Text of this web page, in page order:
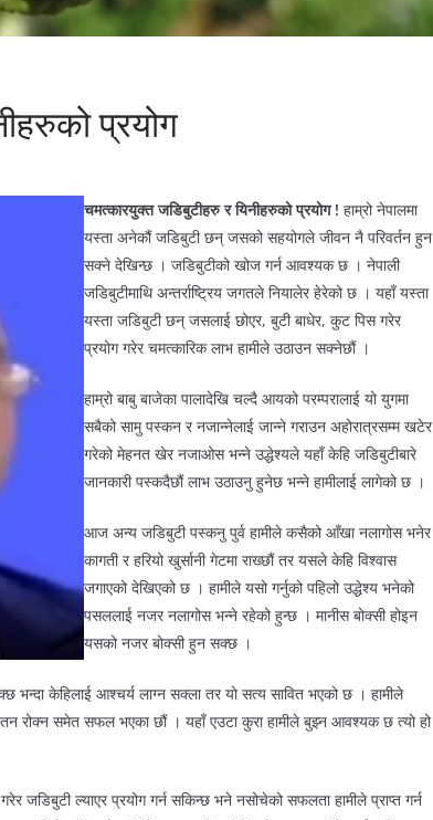
प्रयोग
चमत्कारयुक्त जडिबुटीहरु र यिनीहरुको प्रयोग ! हाम्रो नेपालमा
यस्ता अनेकौं जडिबुटी छन् जसको सहयोगले जीवन नै परिवर्तन हुन
सक्ने देखिन्छ । जडिबुटीको खोज गर्न आवश्यक छ । नेपाली
जडिबुटीमाथि अन्तर्राष्ट्रिय जगतले नियालेर हेरेको छ । यहाँ यस्ता
यस्ता जडिबुटी छन् जसलाई छोएर, बुटी बाधेर, कुट पिस गरेर
प्रयोग गरेर चमत्कारिक लाभ हामीले उठाउन सक्नेछौं ।
हाम्रो बाबु बाजेका पालादेखि चल्दै आयको परम्परालाई यो युगमा
सबैको सामु पस्कन र नजान्नेलाई जान्ने गराउन अहोरात्रसम्म खटेर
गरेको मेहनत खेर नजाओस भन्ने उद्धेश्यले यहाँ केहि जडिबुटीबारे
जानकारी पस्कदैछौं लाभ उठाउनु हुनेछ भन्ने हामीलाई लागेको छ ।
आज अन्य जडिबुटी पस्कनु पुर्व हामीले कसैको आँखा नलागोस भनेर
कागती र हरियो खुर्सानी गेटमा राख्छौं तर यसले केहि विश्वास
जगाएको देखिएको छ । हामीले यसो गर्नुको पहिलो उद्धेश्य भनेको
पसललाई नजर नलागोस भन्ने रहेको हुन्छ । मानीस बोक्सी होइन
यसको नजर बोक्सी हुन सक्छ ।
भन्दा केहिलाई आश्चर्य लाग्न सक्ला तर यो सत्य सावित भएको छ । हामीले
रोक्न समेत सफल भएका छौं । यहाँ एउटा कुरा हामीले बुझ्न आवश्यक छ त्यो हो
जडिबुटी ल्याएर प्रयोग गर्न सकिन्छ भने नसोचेको सफलता हामीले प्राप्त गर्न